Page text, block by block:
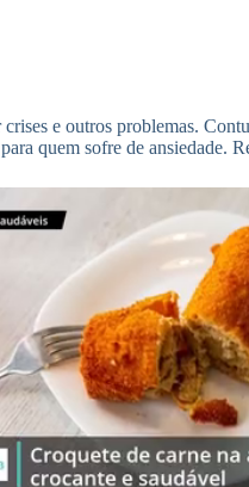
e outros problemas.
quem sofre de ansiedade.